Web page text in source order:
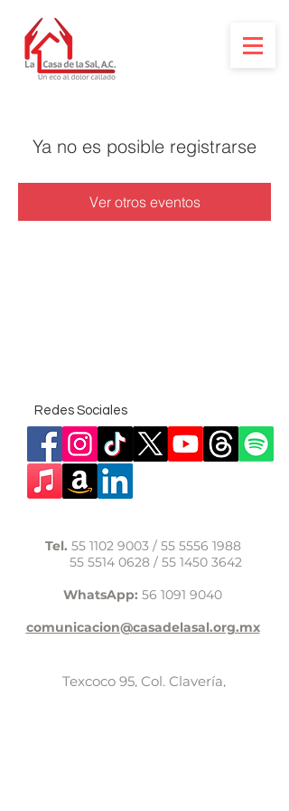
Ya no es posible registrarse
Ver otros eventos
Redes Sociales
Tel. 55 1102 9003 / 55 5556 1988
55 5514 0628/ 55 1450 3642
WhatsApp: 56 1091 9040
comunicacion@casadelasal.org.mx
Texcoco 95, Col. Clavería,